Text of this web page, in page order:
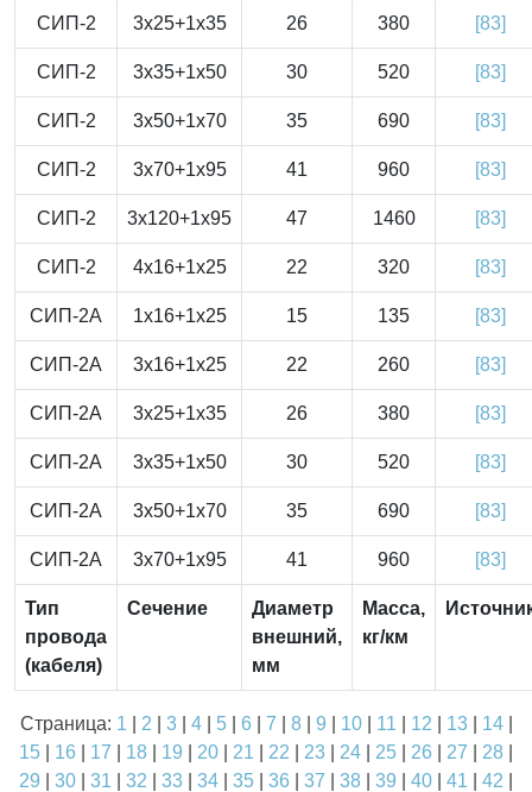
СИП-2 3x25+1x35 26 380 [83]
СИП-2 3x35+1x50 30 520 [83]
СИП-2 3x50+1x70 35 690 [83]
СИП-2 3x70+1x95 41 960 [83]
СИП-2 3x120+1x95 47 1460 [83]
СИП-2 4x16+1x25 22 320 [83]
СИП-2А 1x16+1x25 15 135 [83]
СИП-2А 3x16+1x25 22 260 [83]
СИП-2А 3x25+1x35 26 380 [83]
СИП-2А 3x35+1x50 30 520 [83]
СИП-2А 3x50+1x70 35 690 [83]
СИП-2А 3x70+1x95 41 960 [83]
Тип
провода
(кабеля)
Сечение
Диаметр
внешний,
мм
Масса,
кг/км
Страница: 1 2 3| 4| 5| 6 7 8| 9 10| 11 12 13| 14|
15
16 17 18 19 20 21 22 23 24 25 26 27 28
29
30 31 32 33 34 35 36 37 38 39 40 41 42